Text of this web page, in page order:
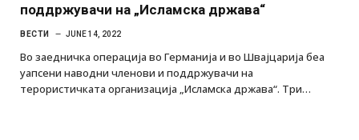
поддржувачи на „Исламска држава“
ВЕСТИ JUNE 14, 2022
Во заедничка операција во Германија и во Швајцарија беа
уапсени наводни членови и поддржувачи на
терористичката организација „Исламска држава“. Три…